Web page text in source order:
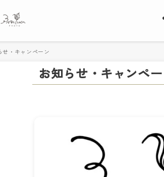
せ・キャンペーン
お知らせ・キャンペ